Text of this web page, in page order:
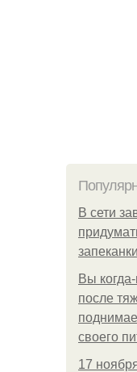
В сети
Вы
после
своего
17